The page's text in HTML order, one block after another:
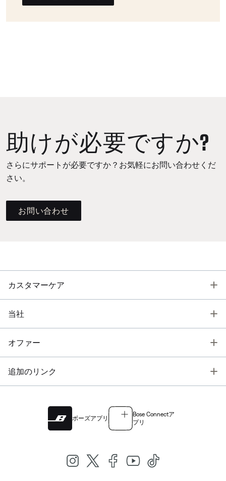
助けが必要ですか?
さらにサポートが必要ですか？お気軽にお問い合わせくだ
さい。
お問い合わせ
カスタマーケア
当社
オファー
追加のリンク
ボーズアプリ
Bose Connectア
プリ